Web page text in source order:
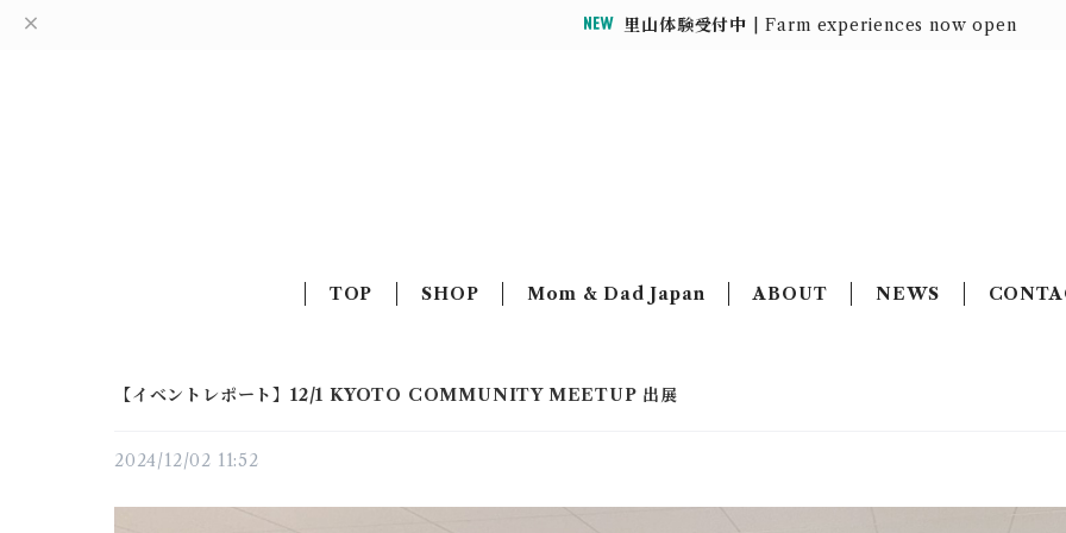
里山体験受付中 | Farm experiences now open
TOP SHOP Mom & Dad Japan ABOUT NEWS
【イベントレポート】12/1 KYOTO COMMUNITY MEETUP 出展
2024/12/02 11:52